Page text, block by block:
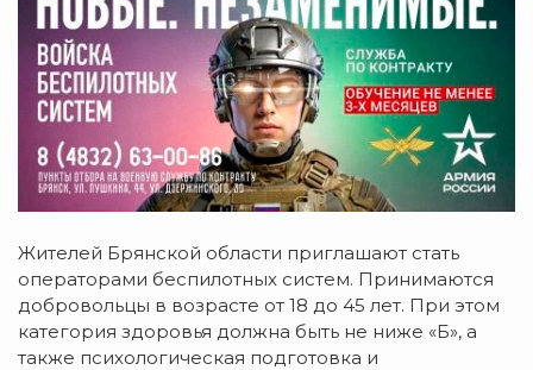
Жителей Брянской области приглашают стать
операторами беспилотных систем. Принимаются
добровольцы в возрасте от 18 до 45 лет. При этом
категория здоровья должна быть не ниже «Б», а
также психологическая подготовка и